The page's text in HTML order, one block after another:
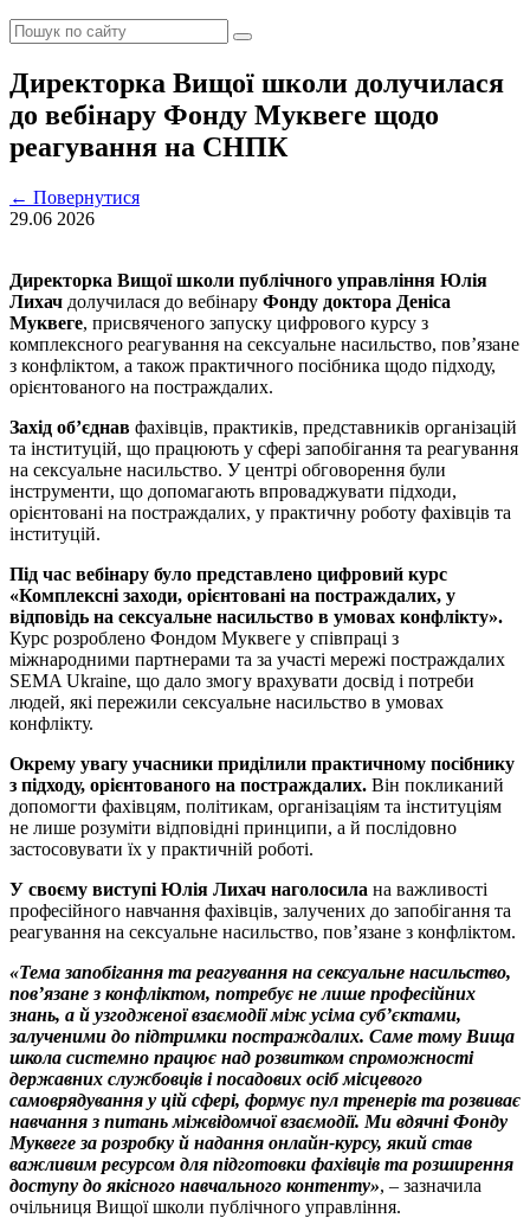
Директорка Вищої школи долучилася
до вебінару Фонду Муквеге щодо
реагування на СНПК
← Повернутися
29.06 2026
Директорка Вищої школи публічного управління Юлія
Лихач долучилася до вебінару Фонду доктора Деніса
Муквеге, присвяченого запуску цифрового курсу з
комплексного реагування на сексуальне насильство, пов’язане
з конфліктом, а також практичного посібника щодо підходу,
орієнтованого на постраждалих.
Захід об’єднав фахівців, практиків, представників організацій
та інституцій, що працюють у сфері запобігання та реагування
на сексуальне насильство. У центрі обговорення були
інструменти, що допомагають впроваджувати підходи,
орієнтовані на постраждалих, у практичну роботу фахівців та
інституцій.
Під час вебінару було представлено цифровий курс
«Комплексні заходи, орієнтовані на постраждалих, у
відповідь на сексуальне насильство в умовах конфлікту».
Курс розроблено Фондом Муквеге у співпраці з
міжнародними партнерами та за участі мережі постраждалих
SEMA Ukraine, що дало змогу врахувати досвід і потреби
людей, які пережили сексуальне насильство в умовах
конфлікту.
Окрему увагу учасники приділили практичному посібнику
з підходу, орієнтованого на постраждалих. Він покликаний
допомогти фахівцям, політикам, організаціям та інституціям
не лише розуміти відповідні принципи, а й послідовно
застосовувати їх у практичній роботі.
У своєму виступі Юлія Лихач наголосила на важливості
професійного навчання фахівців, залучених до запобігання та
реагування на сексуальне насильство, пов’язане з конфліктом.
«Тема запобігання та реагування на сексуальне насильство,
пов’язане з конфліктом, потребує не лише професійних
знань, а й узгодженої взаємодії між усіма суб’єктами,
залученими до підтримки постраждалих. Саме тому Вища
школа системно працює над розвитком спроможності
державних службовців і посадових осіб місцевого
самоврядування у цій сфері, формує пул тренерів та розвиває
навчання з питань міжвідомчої взаємодії. Ми вдячні Фонду
Муквеге за розробку й надання онлайн-курсу, який став
важливим ресурсом для підготовки фахівців та розширення
доступу до якісного навчального контенту», – зазначила
очільниця Вищої школи публічного управління.